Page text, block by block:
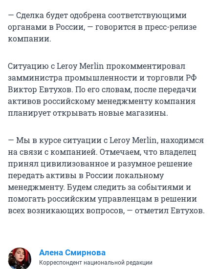
— Сделка будет одобрена соответствующими
органами в России, — говорится в пресс-релизе
компании.
Ситуацию с Leroy Merlin прокомментировал
замминистра промышленности и торговли РФ
Виктор Евтухов. По его словам, после передачи
активов российскому менеджменту компания
планирует открывать новые магазины.
— Мы в курсе ситуации с Leroy Merlin, находимся
на связи с компанией. Отмечаем, что владелец
принял цивилизованное и разумное решение
передать активы в России локальному
менеджменту. Будем следить за событиями и
помогать российским управленцам в решении
всех возникающих вопросов, — отметил Евтухов.
Алена Смирнова
Корреспондент национальной редакции